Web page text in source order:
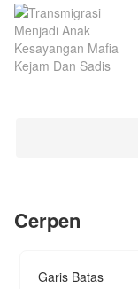
Cerpen
Garis Batas